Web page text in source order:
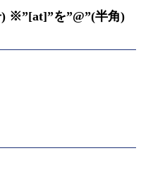
※”[at]”を”@”(半角)